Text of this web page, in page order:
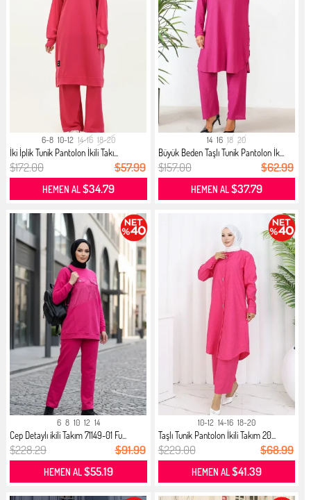
6-8 10-12 14-16 18-20
İki İplik Tunik Pantolon İkili Takı...
$172.00 $57.99
HEMEN AL$34.79
14 16 18 20
Büyük Beden Taşlı Tunik Pantolon İk...
$157.00 $62.99
HEMEN AL$37.79
6 8 10 12 14
Cep Detaylı ikili Takım 71149-01 Fu...
$228.29 $91.99
HEMEN AL$55.19
10-12 14-16 18-20
Taşlı Tunik Pantolon İkili Takım 20...
$229.00 $68.99
HEMEN AL$41.39